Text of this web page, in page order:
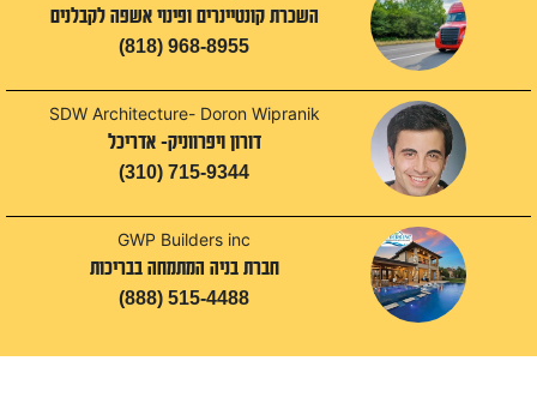
השכרת קונטיינרים ופינוי אשפה לקבלנים
(818) 968-8955
SDW Architecture- Doron Wipranik
דורון ויפרווניק- אדריכל
(310) 715-9344
GWP Builders inc
חברת בניה המתמחה בבריכות
(888) 515-4488